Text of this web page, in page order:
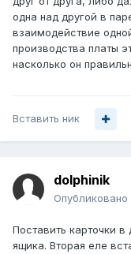
одна над другой в
взаимодействие
производства платы
насколько он
Вставить ник
dolphinik
Опубликовано
Поставить карточки
ящика. Вторая еле